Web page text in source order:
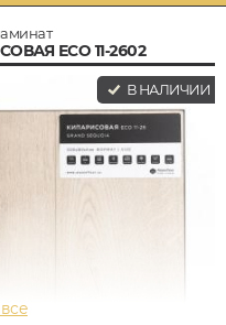
ECO 11-2602
В НАЛИЧИИ